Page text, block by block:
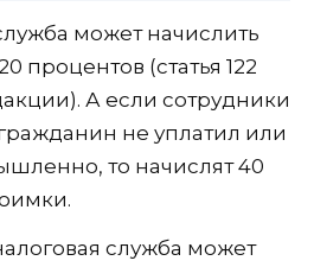
может начислить
процентов (статья 122
А если сотрудники
не уплатил или
то начислят 40
служба может